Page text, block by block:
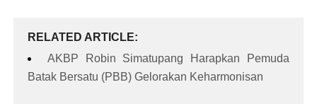
RELATED ARTICLE
AKBP Robin Simatupang Harapkan Pemuda
Batak Bersatu (PBB) Gelorakan Keharmonisan